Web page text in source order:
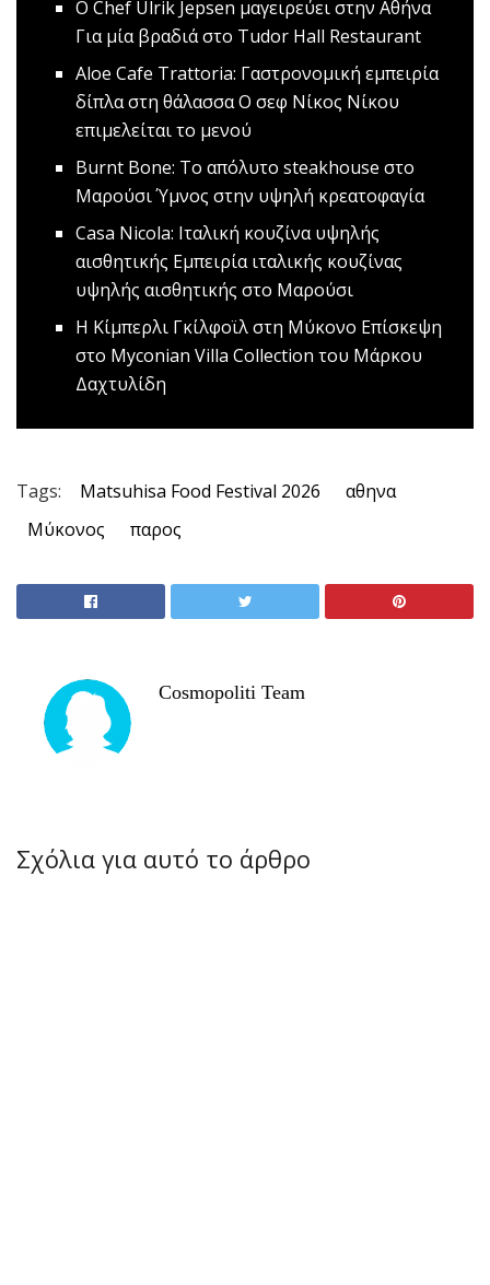
Ο Chef Ulrik Jepsen μαγειρεύει στην Αθήνα
Για μία βραδιά στο Tudor Hall Restaurant
Aloe Cafe Trattoria: Γαστρονομική εμπειρία
δίπλα στη θάλασσαΟ σεφ Νίκος Νίκου
επιμελείται το μενού
Burnt Bone: Το απόλυτο steakhouse στο
ΜαρούσιΎμνος στην υψηλή κρεατοφαγία
Casa Nicola: Ιταλική κουζίνα υψηλής
αισθητικής Εμπειρία ιταλικής κουζίνας
υψηλής αισθητικής στο Μαρούσι
Η Κίμπερλι Γκίλφοϊλ στη Μύκονο Επίσκεψη
στο Myconian Villa Collection του Μάρκου
Δαχτυλίδη
Tags: Matsuhisa Food Festival 2026
αθηνα
Μύκονος
παρος
Cosmopoliti Team
Σχόλια για αυτό το άρθρο